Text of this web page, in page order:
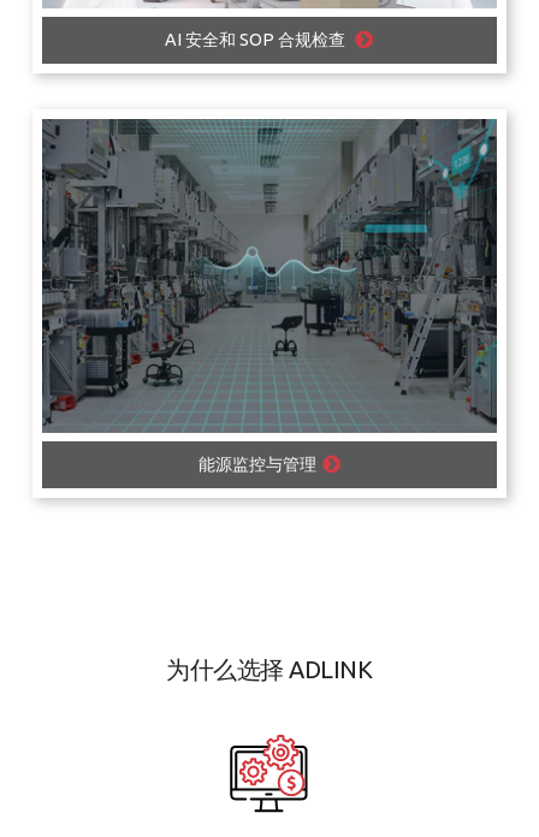
AI 安全和 SOP 合规检查
能源监控与管理
为什么选择 ADLINK